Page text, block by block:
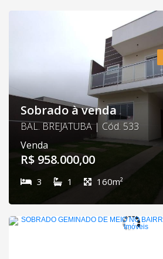
Sobrado à venda
BAL. BREJATUBA | Cód. 533
Venda
R$ 958.000,00
3 1 160m²